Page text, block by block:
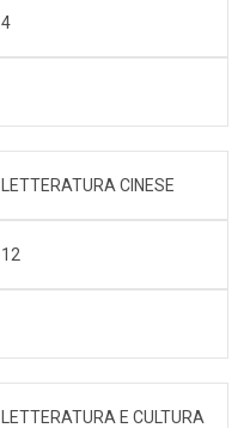
4
LETTERATURA CINESE
12
LETTERATURA E CULTURA